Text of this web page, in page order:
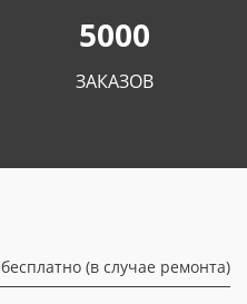
5000
ЗАКАЗОВ
бесплатно (в случае ремонта)